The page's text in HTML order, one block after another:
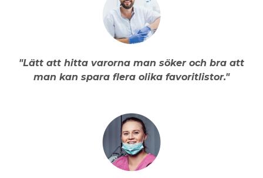
"Lätt att hitta varorna man söker och bra att
man kan spara flera olika favoritlistor."